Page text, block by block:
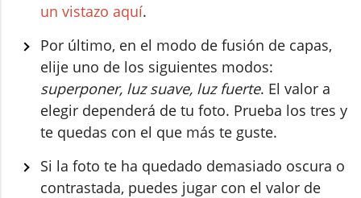
un vistazo aquí.
Por último, en el modo de fusión de capas,
elije uno de los siguientes modos:
superponer, luz suave, luz fuerte. El valor a
elegir dependerá de tu foto. Prueba los tres y
te quedas con el que más te guste.
Si la foto te ha quedado demasiado oscura o
contrastada, puedes jugar con el valor de